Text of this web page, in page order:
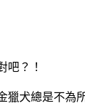
吧？！
獵犬總是不為